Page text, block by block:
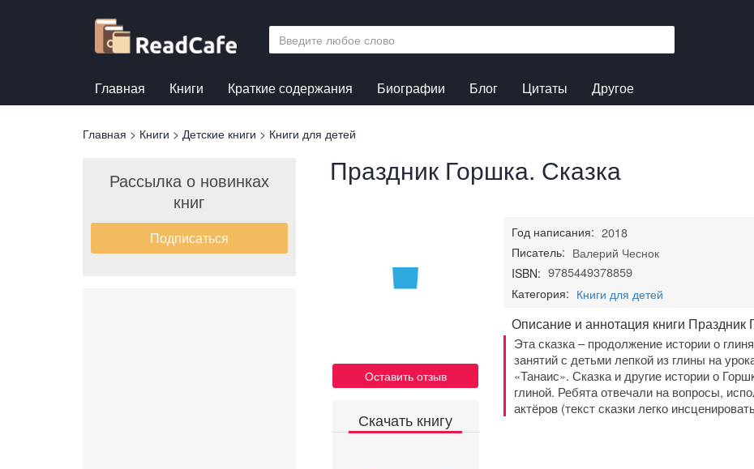
Главная
Книги Краткие содержания Биографии Блог Цитаты Другое
Вы
Главная > Книги > Детские книги > Книги для детей
Рассылка о новинках
книг
Подписаться
Праздник Горшка. Сказка
Оставить отзыв
Скачать книгу
Год написания: 2018
Писатель: Валерий Чеснок
ISBN: 9785449378859
Категория: Книги для детей
Описание и аннотация книги Праздник
Эта сказка – продолжение истории о
занятий с детьми лепкой из глины на
«Танаис». Сказка и другие истории о
глиной. Ребята отвечали на вопросы,
актёров (текст сказки легко